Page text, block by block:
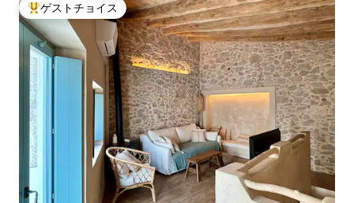
大好評のゲストチョイスです。
ゲストチョイス